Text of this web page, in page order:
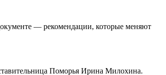
— рекомендации, которые меняют
Поморья Ирина Милохина.